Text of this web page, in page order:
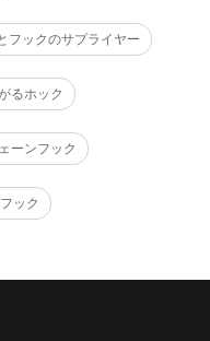
フックのサプライヤー
るホック
ーンフック
ック